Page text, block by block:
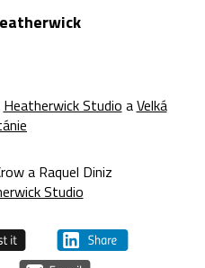
Heatherwick Studio aVelká
a Raquel Diniz
Studio